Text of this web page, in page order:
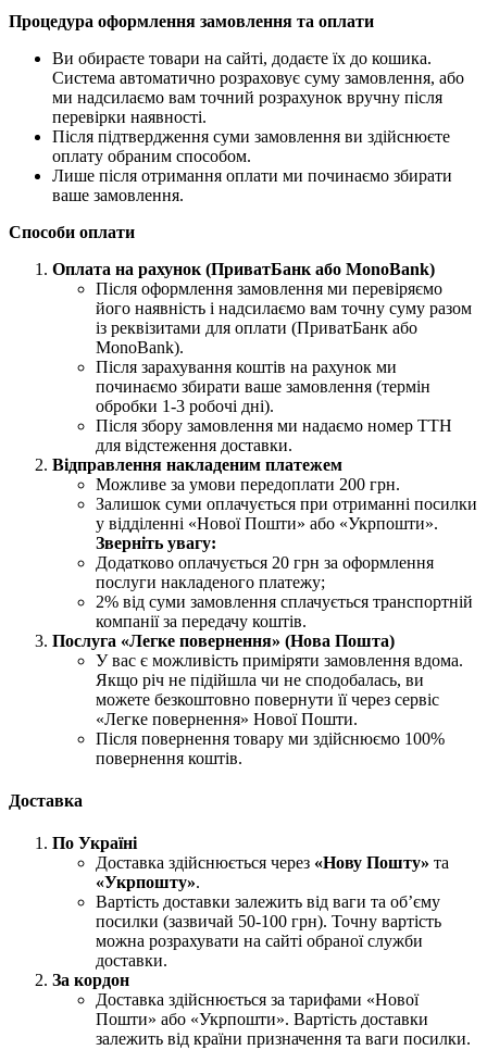
Процедура оформлення замовлення та оплати
Ви обираєте товари на сайті, додаєте їх до кошика.
Система автоматично розраховує суму замовлення, або
ми надсилаємо вам точний розрахунок вручну після
перевірки наявності.
Після підтвердження суми замовлення ви здійснюєте
оплату обраним способом.
Лише після отримання оплати ми починаємо збирати
ваше замовлення.
Способи оплати
Оплата на рахунок (ПриватБанк або MonoBank)
Після оформлення замовлення ми перевіряємо
його наявність і надсилаємо вам точну суму разом
із реквізитами для оплати (ПриватБанк або
MonoBank).
Після зарахування коштів на рахунок ми
починаємо збирати ваше замовлення (термін
обробки 1-3 робочі дні).
Після збору замовлення ми надаємо номер ТТН
для відстеження доставки.
Відправлення накладеним платежем
Можливе за умови передоплати 200 грн.
Залишок суми оплачується при отриманні посилки
у відділенні «Нової Пошти» або «Укрпошти».
Зверніть увагу:
Додатково оплачується 20 грн за оформлення
послуги накладеного платежу;
2% від суми замовлення сплачується транспортній
компанії за передачу коштів.
Послуга «Легке повернення» (Нова Пошта)
У вас є можливість приміряти замовлення вдома.
Якщо річ не підійшла чи не сподобалась, ви
можете безкоштовно повернути її через сервіс
«Легке повернення» Нової Пошти.
Після повернення товару ми здійснюємо 100%
повернення коштів.
Доставка
По Україні
Доставка здійснюється через «Нову Пошту» та
«Укрпошту».
Вартість доставки залежить від ваги та об’єму
посилки (зазвичай 50-100 грн). Точну вартість
можна розрахувати на сайті обраної служби
доставки.
За кордон
Доставка здійснюється за тарифами «Нової
Пошти» або «Укрпошти». Вартість доставки
залежить від країни призначення та ваги посилки.